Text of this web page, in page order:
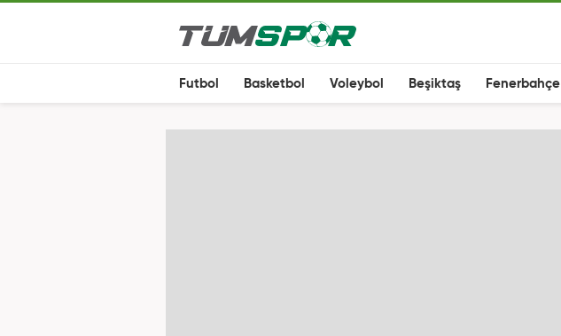
Futbol Basketbol Voleybol Beşiktaş Fenerbahçe